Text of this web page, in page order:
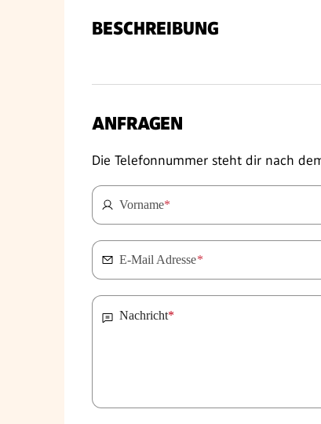
BESCHREIBUNG
ANFRAGEN
Die Telefonnummer steht dir nach
Vorname*
E-Mail Adresse*
Nachricht*